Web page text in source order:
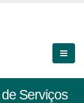
Serviços